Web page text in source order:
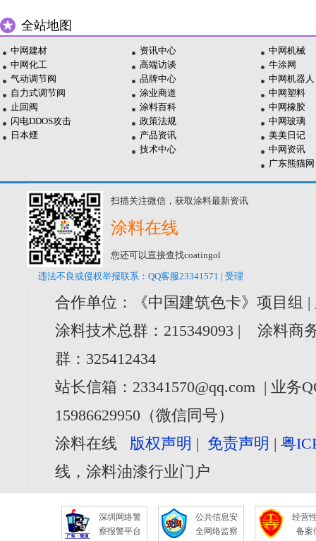
全站地图
中网建材
中网化工
气动调节阀
自力式调节阀
止回阀
闪电DDOS攻击
日本煙
资讯中心
高端访谈
品牌中心
涂业商道
涂料百科
政策法规
产品资讯
技术中心
中网机械
牛涂网
中网机器人
中网塑料
中网橡胶
中网玻璃
美美日记
中网资讯
广东熊猫网
扫描关注微信，获取涂料最新资讯
涂料在线
您还可以直接查找coatingol
违法不良或侵权举报联系：QQ客服23341571 | 受理
合作单位：《中国建筑色卡》项目组
涂料技术总群：215349093 | 涂料商
群：325412434
站长信箱：23341570@qq.com | 业务
15986629950（微信同号）
涂料在线 版权声明 | 免责声明 |粤
线，涂料油漆行业门户
深圳网络警
察报警平台
公共信息安
全网络监察
经营
备案